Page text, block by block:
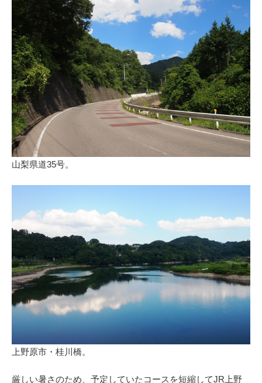
山梨県道35号。
上野原市・桂川橋。
厳しい暑さのため、予定していたコースを短縮してJR上野